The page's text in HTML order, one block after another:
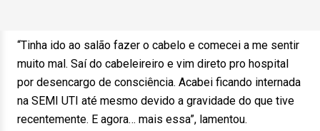
“Tinha ido ao salão fazer o cabelo e comecei a me sentir
muito mal. Saí do cabeleireiro e vim direto pro hospital
por desencargo de consciência. Acabei ficando internada
na SEMI UTI até mesmo devido a gravidade do que tive
recentemente. E agora… mais essa”, lamentou.